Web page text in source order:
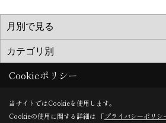
Cookieポリシー
当サイトではCookieを使用します。
Cookieの使用に関する詳細は 「プライバシーポリシ